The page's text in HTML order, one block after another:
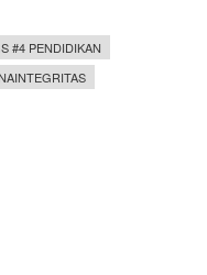
#4 PENDIDIKAN